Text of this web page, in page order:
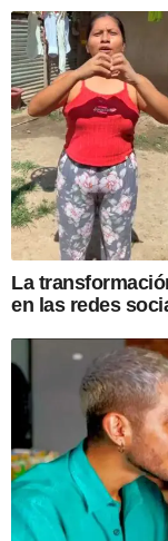
La
en las redes